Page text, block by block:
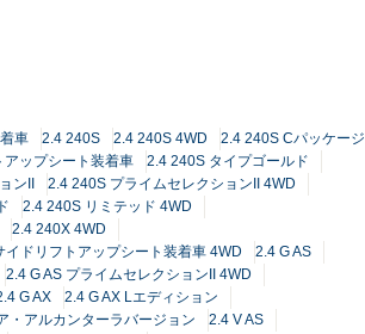
車 2.4 240S 2.4 240S 4WD
2.4 240S Cパッケージ
ップシート装着車
2.4 240S タイプゴールド
ンII
2.4 240S プライムセレクションII 4WD
2.4 240S リミテッド 4WD
2.4 240X 4WD
イドリフトアップシート装着車 4WD
2.4 G AS
2.4 G AS プライムセレクションII 4WD
G AX
2.4 G AX Lエディション
・アルカンターラバージョン 2.4 V AS